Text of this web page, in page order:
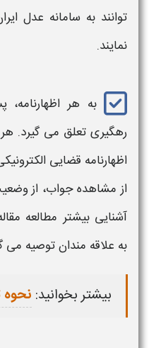
توانند به سامانه
نمایند.
به هر اظهارنامه،
رهگیری تعلق می گیرد. هر
اظهارنامه قضایی
از مشاهده جواب، از
آشنایی بیشتر مطالعه
به علاقه مندان توصیه می
بیشتر بخوانید: نحوه